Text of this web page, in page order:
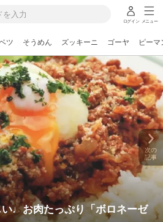
ログイン メニュー
ツ そうめん ズッキーニ ゴーヤ ピーマ
♩お肉たっぷり「ボロネーゼ
次の
記事